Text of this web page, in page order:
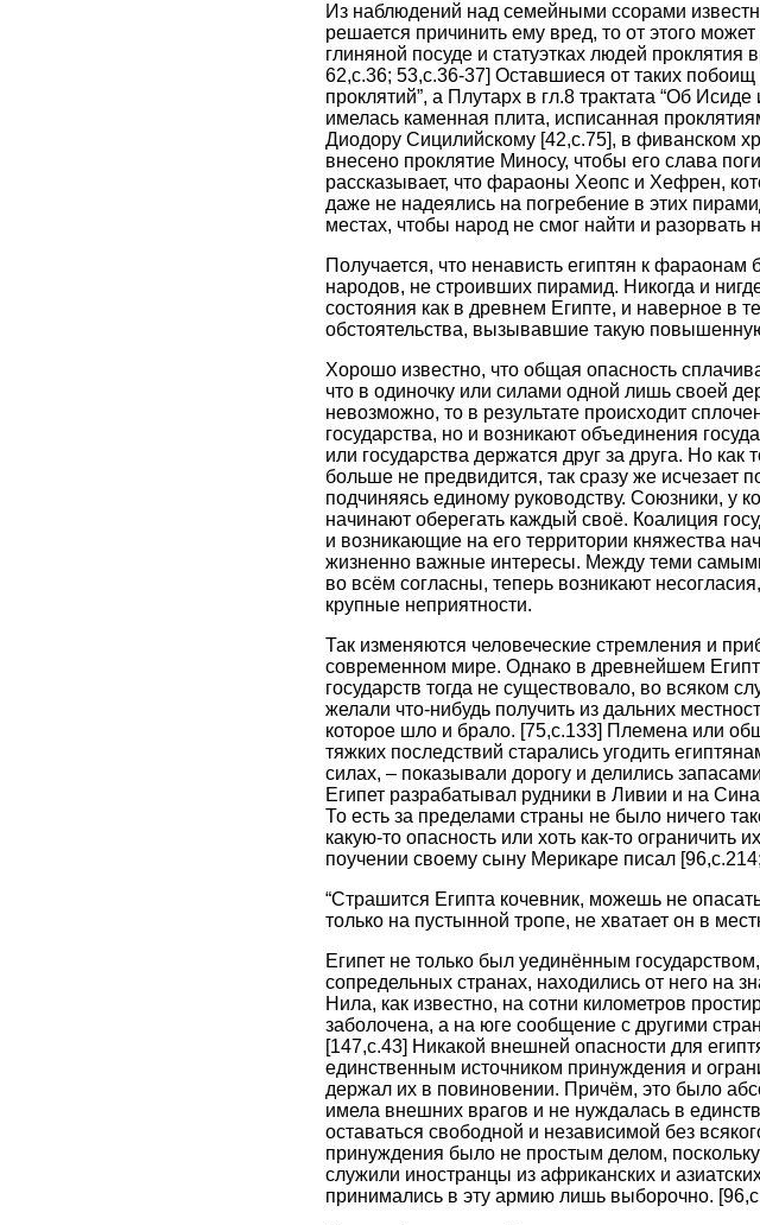
Из наблюдений над семейными ссорами
решается причинить ему вред, то от этого
глиняной посуде и статуэтках людей
62,c.36; 53,с.36-37] Оставшиеся от таких
проклятий”, а Плутарх в гл.8 трактата “Об
имелась каменная плита, исписанная
Диодору Сицилийскому [42,c.75], в фиванском
внесено проклятие Миносу, чтобы его слава
рассказывает, что фараоны Хеопс и Хефрен,
даже не надеялись на погребение в этих
местах, чтобы народ не смог найти и разорвать
Получается, что ненависть египтян к
народов, не строивших пирамид. Никогда и
состояния как в древнем Египте, и наверное в
обстоятельства, вызывавшие такую
Хорошо известно, что общая опасность
что в одиночку или силами одной лишь своей
невозможно, то в результате происходит
государства, но и возникают объединения
или государства держатся друг за друга. Но
больше не предвидится, так сразу же исчезает
подчиняясь единому руководству. Союзники, у
начинают оберегать каждый своё. Коалиция
и возникающие на его территории княжества
жизненно важные интересы. Между теми
во всём согласны, теперь возникают
крупные неприятности.
Так изменяются человеческие стремления и
современном мире. Однако в древнейшем
государств тогда не существовало, во всяком
желали что-нибудь получить из дальних
которое шло и брало. [75,c.133] Племена или
тяжких последствий старались угодить
силах, – показывали дорогу и делились
Египет разрабатывал рудники в Ливии и на
То есть за пределами страны не было ничего
какую-то опасность или хоть как-то
поучении своему сыну Мерикаре писал
“Страшится Египта кочевник, можешь не
только на пустынной тропе, не хватает он в
Египет не только был уединённым
сопредельных странах, находились от него на
Нила, как известно, на сотни километров
заболочена, а на юге сообщение с другими
[147,c.43] Никакой внешней опасности для
единственным источником принуждения и
держал их в повиновении. Причём, это было
имела внешних врагов и не нуждалась в
оставаться свободной и независимой без
принуждения было не простым делом,
служили иностранцы из африканских и
принимались в эту армию лишь выборочно.